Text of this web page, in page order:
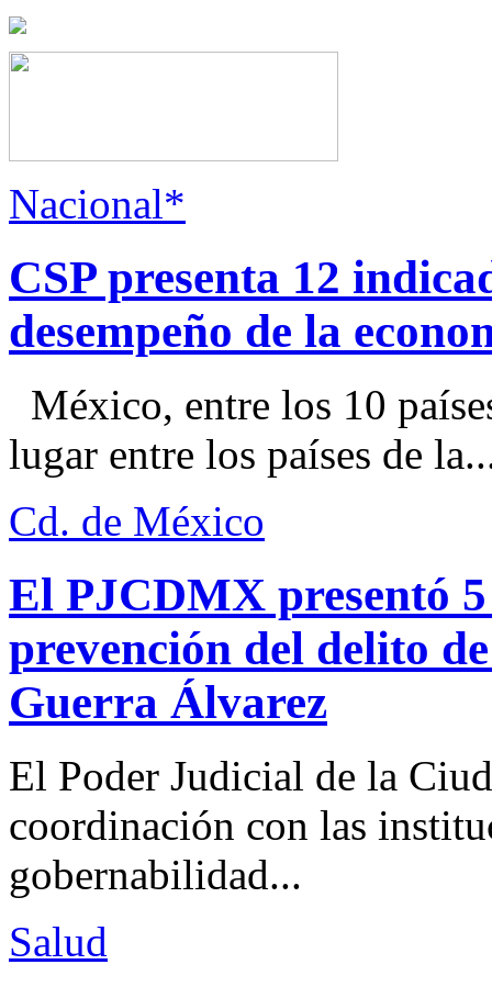
Nacional*
CSP presenta 12
desempeño de la
México, entre los 10
lugar entre los países de
Cd. de México
El PJCDMX presentó
prevención del delito
Guerra Álvarez
El Poder Judicial de la
coordinación con las
gobernabilidad...
Salud